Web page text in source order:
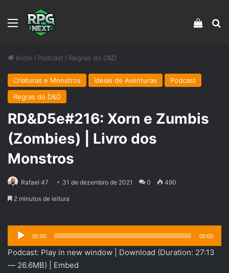
Menu Veja
Início / Podcast / Regras do D&D
Criaturas e Monstros Ideias de Aventuras
Podcast
Regras do D&D
RD&D5e#216: Xorn e Zumbis
(Zombies) | Livro dos
Monstros
Rafael 47 31 de dezembro de 2021 0 490
2 minutos de leitura
Tocador
de
áudio
00:00 00:00
Podcast: Play in new window Download (Duration: 27:13
— 26.6MB) | Embed